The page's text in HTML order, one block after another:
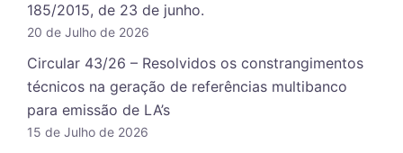
185/2015, de 23 de junho.
20 de Julho de 2026
Circular 43/26 – Resolvidos os constrangimentos
técnicos na geração de referências multibanco
para emissão de LA’s
15 de Julho de 2026